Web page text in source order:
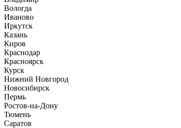
Вологда
Иваново
Иркутск
Казань
Киров
Краснодар
Красноярск
Курск
Нижний Новгород
Новосибирск
Пермь
Ростов-на-Дону
Тюмень
Саратов